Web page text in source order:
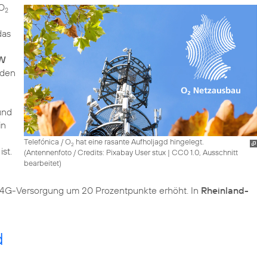
Telefónica / O2hat eine rasante Aufholjagd hingelegt.
(Antennenfoto / Credits: Pixabay User stux| CC0 1.0, Ausschnitt
bearbeitet)
2
Versorgung um 20 Prozentpunkte erhöht. In Rheinland-